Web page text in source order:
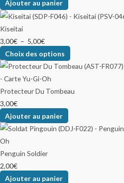
Ajouter au panier
Kiseitai
3,00€ – 5,00€
Choix des options
Protecteur Du Tombeau
3,00€
Ajouter au panier
Penguin Soldier
2,00€
Ajouter au panier